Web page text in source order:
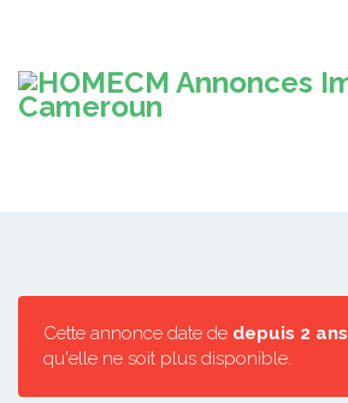
Cette annonce date de depuis 2 ans
qu'elle ne soit plus disponible.